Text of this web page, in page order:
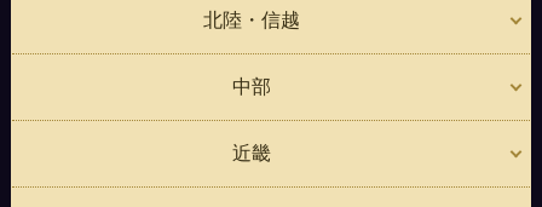
北陸・信越
中部
近畿